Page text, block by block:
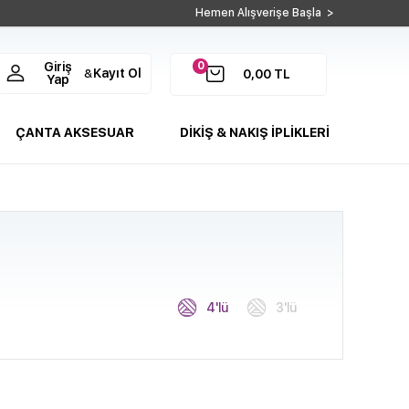
Hemen Alışverişe Başla >
0
0,00 TL
Giriş
Yap
& Kayıt Ol
ÇANTA AKSESUAR DİKİŞ & NAKIŞ İPLİKLERİ
4'lü 3'lü